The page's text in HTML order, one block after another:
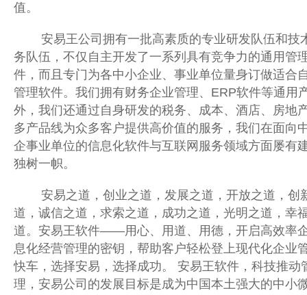
值。
安易王公司拥有一批高素质的专业研发队伍和技
务队伍，不仅自主开发了一系列具有竞争力的通用管
件，而且专门为各中小企业、事业单位量身订做适合
管理软件。我们拥有财务企业管理、ERP软件等通用
外，我们还通过自身研发的税务、成本、酒店、房地
多产品线为众多客户提供高价值的服务，我们在面向
企事业单位的信息化软件与互联网服务领域方面屡有
独树一帜。
安易之道，创业之道，发展之道，开放之道，创
道，诚信之道，求索之道，成功之道，光明之道，幸
道。安易王软件——用心、用道、用德，开启高效率
息化经营管理的密钥，帮助客户轻松登上现代化企业
快车，选择安易，选择成功。 安易王软件，科技推动
理，安易公司的发展目标是成为中国本土强大的中小